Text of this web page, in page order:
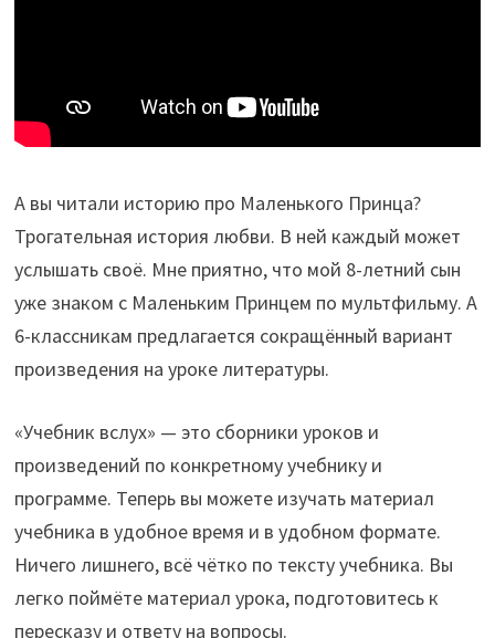
А вы читали историю про Маленького Принца?
Трогательная история любви. В ней каждый может
услышать своё. Мне приятно, что мой 8-летний сын
уже знаком с Маленьким Принцем по мультфильму. А
6-классникам предлагается сокращённый вариант
произведения на уроке литературы.
«Учебник вслух» — это сборники уроков и
произведений по конкретному учебнику и
программе. Теперь вы можете изучать материал
учебника в удобное время и в удобном формате.
Ничего лишнего, всё чётко по тексту учебника. Вы
легко поймёте материал урока, подготовитесь к
пересказу и ответу на вопросы.